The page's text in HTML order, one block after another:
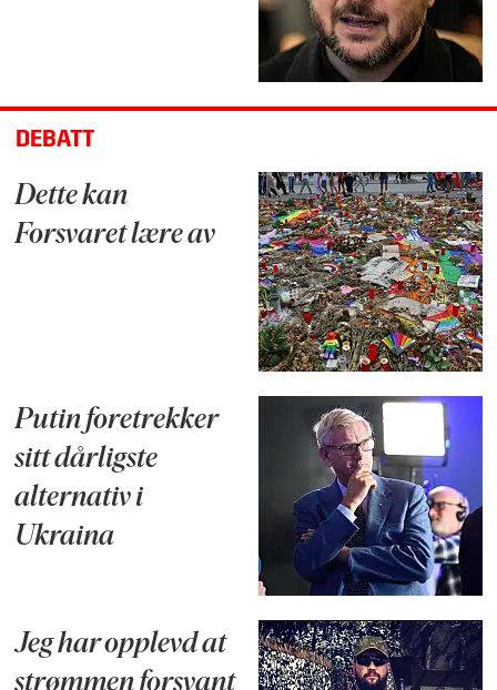
DEBATT
Dette kan
Forsvaret lære av
Putin foretrekker
sitt dårligste
alternativ i
Ukraina
Jeg har opplevd at
strømmen forsvant